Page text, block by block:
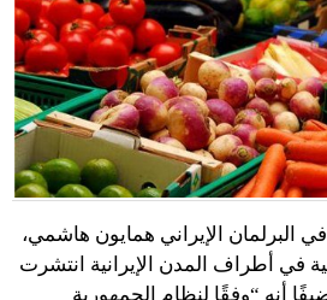
البرلمان الإيراني همايون هاشمي،
في أطراف المدن الإيرانية انتشرت
أنه “وفقًا لنظام الجمهورية